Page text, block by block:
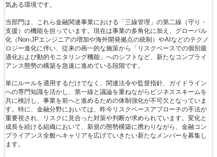
気ある環境です。
当部門は、これら金融関連事業における「三線管理」の第二線（守り・
支援）の機能を担っています。現在は事業の多角化に加え、グローバル
化（Non-JPエンジニアの増加や海外開発拠点の統制）やAIなどのテクノ
ロジー進化に伴い、従来の画一的な施策から「リスクベースでの個別最
適化および動的モニタリング機能」へのシフトなど、新たなコンプライ
アンス態勢の構築を急速に進めている段階です。
単にルールを適用するだけでなく、関連法令や監督指針、ガイドライン
への専門知識を活かし、第一線と議論を重ねながらビジネススキームを
共に検討し、事業を前へと進めるための体制強化が不可欠となっていま
す。特に、金融分野においては、昨今リスクベースアプローチの手法が
重要視され、リスクに見合った対策や判断が求められています。変化と
成長を続ける組織において、新規の態勢構築に携わりながら、金融コン
プライアンス全般へキャリアを広げていきたい新たなメンバーを募集し
ます。